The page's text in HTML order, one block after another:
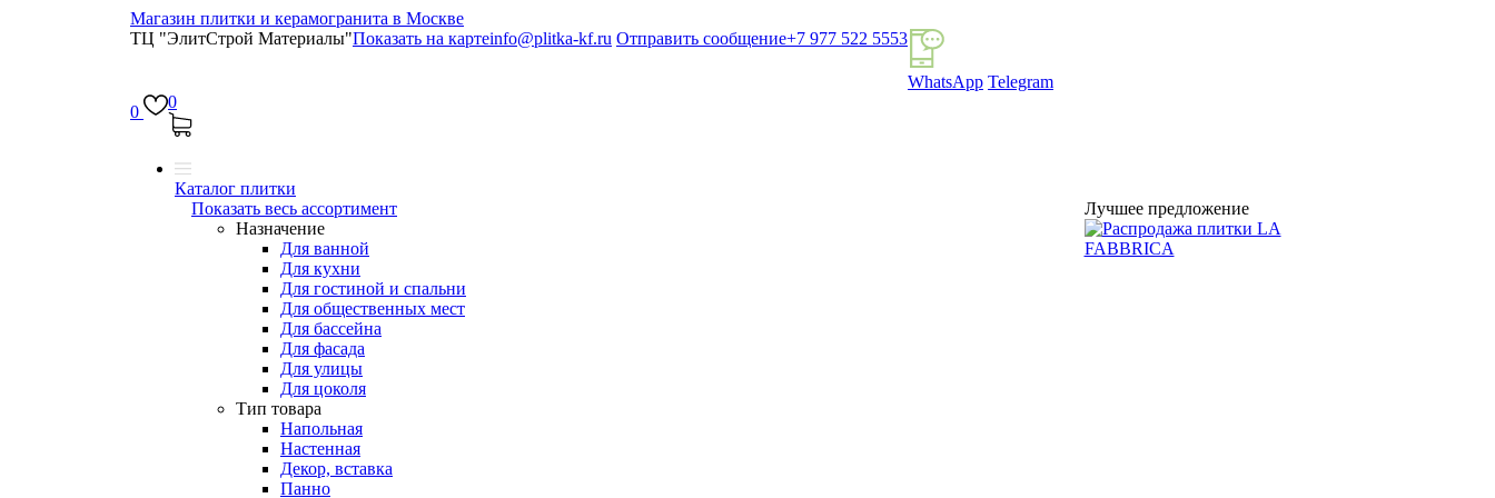
Магазин плитки и керамогранита в Москве
ТЦ "ЭлитСтрой Материалы"Показать на картеinfo@plitka-kf.ru Отправить сообщение+7 977 522 5553
WhatsApp Telegram
0
0
Каталог плитки
Показать весь ассортимент
Назначение
Для ванной
Для кухни
Для гостиной и спальни
Для общественных мест
Для бассейна
Для фасада
Для улицы
Для цоколя
Тип товара
Напольная
Настенная
Декор, вставка
Панно
Лучшее предложение